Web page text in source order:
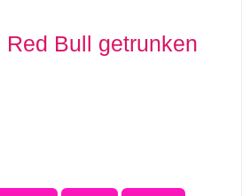
Red Bull getrunken